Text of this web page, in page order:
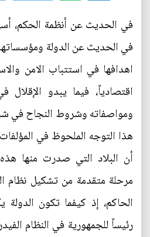
في الحديث عن أنظمة الحكم،
في الحديث عن الدولة
اهدافها في استتباب الامن
اقتصادياً، فيما يبدو
ومواصفاته وشروط النجاح في
هذا التوجه الملحوظ في
أن البلاد التي صدرت منها هذه
مرحلة متقدمة من تشكيل نظام
الحاكم، إذ كيفما تكون
رئيساً للجمهورية في النظام